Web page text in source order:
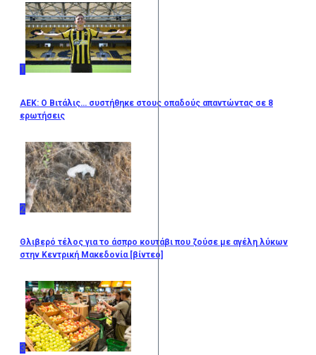
1
ΑΕΚ: Ο Βιτάλις… συστήθηκε στους οπαδούς απαντώντας σε 8
ερωτήσεις
2
Θλιβερό τέλος για το άσπρο κουτάβι που ζούσε με αγέλη λύκων
στην Κεντρική Μακεδονία [βίντεο]
3